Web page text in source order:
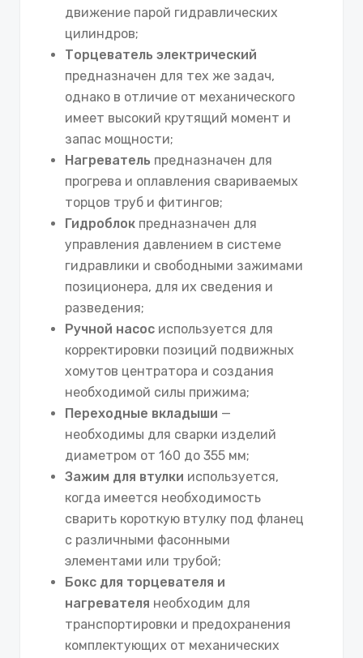
движение парой гидравлических
цилиндров;
Торцеватель электрический
предназначен для тех же задач,
однако в отличие от механического
имеет высокий крутящий момент и
запас мощности;
Нагреватель предназначен для
прогрева и оплавления свариваемых
торцов труб и фитингов;
Гидроблок предназначен для
управления давлением в системе
гидравлики и свободными зажимами
позиционера, для их сведения и
разведения;
Ручной насос используется для
корректировки позиций подвижных
хомутов центратора и создания
необходимой силы прижима;
Переходные вкладыши —
необходимы для сварки изделий
диаметром от 160 до 355 мм;
Зажим для втулки используется,
когда имеется необходимость
сварить короткую втулку под фланец
с различными фасонными
элементами или трубой;
Бокс для торцевателя и
нагревателя необходим для
транспортировки и предохранения
комплектующих от механических